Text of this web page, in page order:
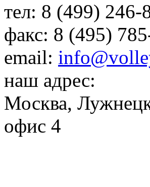
тел: 8 (499) 246-
факс: 8 (495)
email:
наш адрес:
Москва,
офис 4